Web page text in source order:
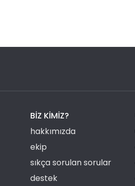
BIZ KIMIZ?
hakkımızda
ekip
sıkça sorulan sorular
destek